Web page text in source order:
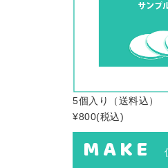
5個入り（送料込）
¥800(税込)
MAKE